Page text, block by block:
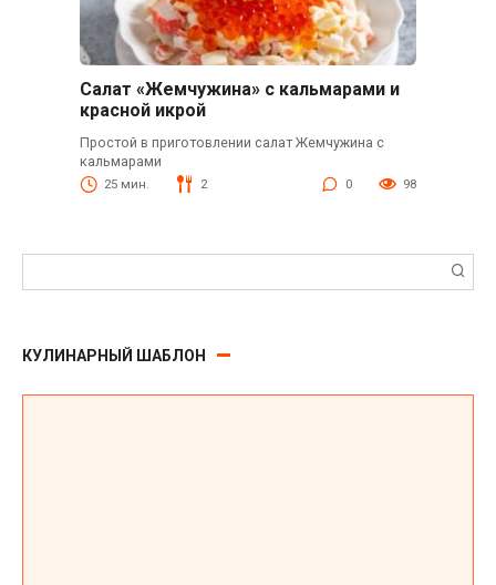
Салат «Жемчужина» с кальмарами и
красной икрой
Простой в приготовлении салат Жемчужина с
кальмарами
25 мин. 2 0 98
КУЛИНАРНЫЙ ШАБЛОН